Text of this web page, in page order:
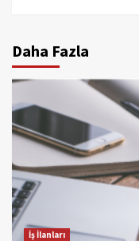
Daha Fazla
İş İlanları